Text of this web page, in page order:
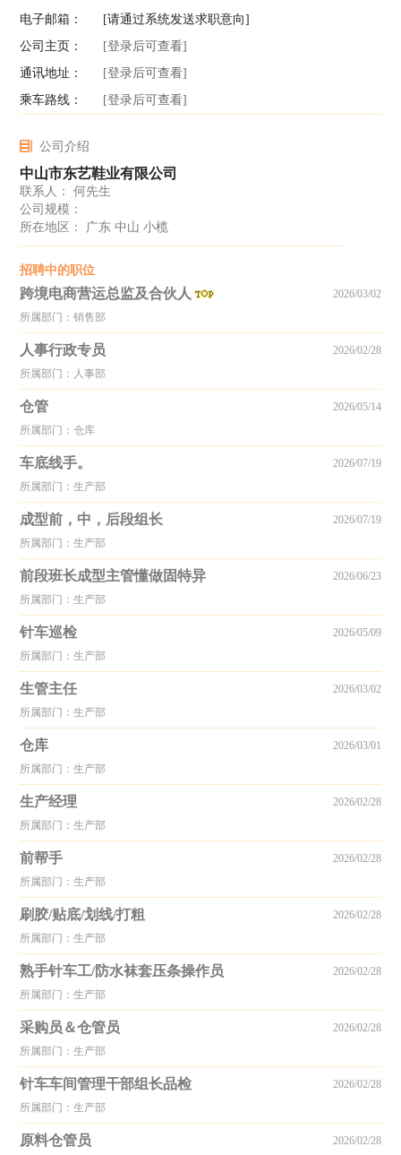
电子邮箱：
[请通过系统发送求职意向]
公司主页：
[登录后可查看]
通讯地址：
[登录后可查看]
乘车路线：
[登录后可查看]
公司介绍
中山市东艺鞋业有限公司
联系人： 何先生
公司规模：
所在地区： 广东 中山 小榄
招聘中的职位
跨境电商营运总监及合伙人
所属部门：销售部
2026/03/02
人事行政专员
所属部门：人事部
2026/02/28
仓管
所属部门：仓库
2026/05/14
车底线手。
所属部门：生产部
2026/07/19
成型前，中，后段组长
所属部门：生产部
2026/07/19
前段班长成型主管懂做固特异
所属部门：生产部
2026/06/23
针车巡检
所属部门：生产部
2026/05/09
生管主任
所属部门：生产部
2026/03/02
仓库
所属部门：生产部
2026/03/01
生产经理
所属部门：生产部
2026/02/28
前帮手
所属部门：生产部
2026/02/28
刷胶/贴底/划线/打粗
所属部门：生产部
2026/02/28
熟手针车工/防水袜套压条操作员
所属部门：生产部
2026/02/28
采购员＆仓管员
所属部门：生产部
2026/02/28
针车车间管理干部组长品检
所属部门：生产部
2026/02/28
原料仓管员 2026/02/28